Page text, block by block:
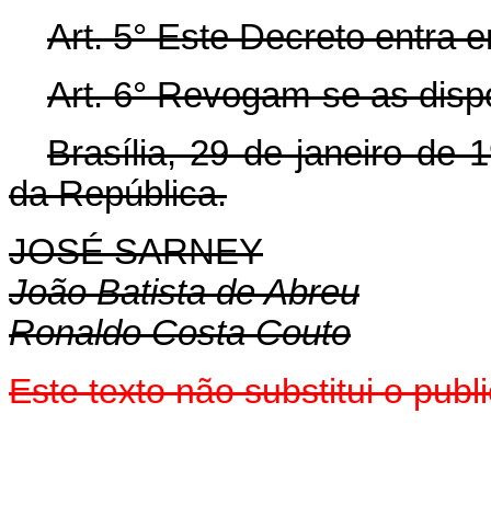
Art.5° Este Decreto entra
Art.6° Revogam-se as
Brasília, 29 de janeiro de
da República.
JOSÉ SARNEY
João Batista de Abreu
Ronaldo Costa Couto
Este texto não substitui o